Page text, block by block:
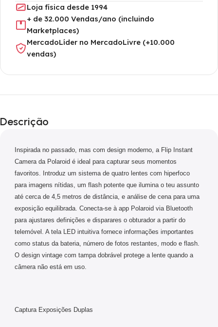
Loja física desde 1994
+ de 32.000 Vendas/ano (incluindo
Marketplaces)
MercadoLíder no MercadoLivre (+10.000
vendas)
Descrição
Inspirada no passado, mas com design moderno, a Flip Instant
Camera da Polaroid é ideal para capturar seus momentos
favoritos. Introduz um sistema de quatro lentes com hiperfoco
para imagens nítidas, um flash potente que ilumina o teu assunto
até cerca de 4,5 metros de distância, e análise de cena para uma
exposição equilibrada. Conecta-se à app Polaroid via Bluetooth
para ajustares definições e disparares o obturador a partir do
telemóvel. A tela LED intuitiva fornece informações importantes
como status da bateria, número de fotos restantes, modo e flash.
O design vintage com tampa dobrável protege a lente quando a
câmera não está em uso.
Captura Exposições Duplas